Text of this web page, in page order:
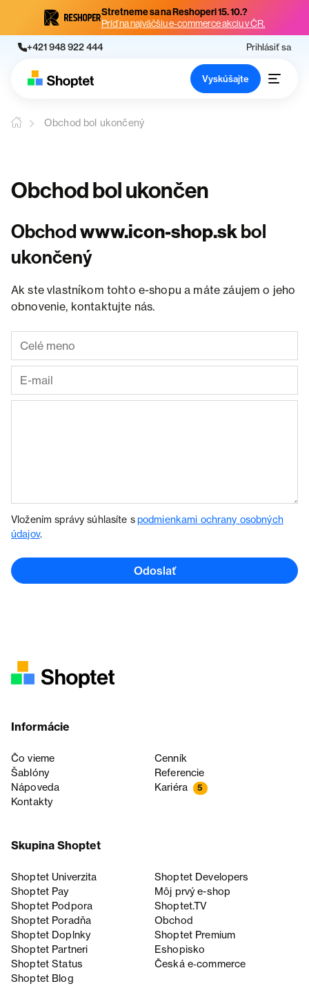
Stretneme sa na Reshoperi 15. 10.?
Príď na najväčšiu e-commerce akciu v ČR.
+421 948 922 444 Prihlásiť sa
Vyskúšajte
Obchod bol ukončený
Obchod bol ukončen
Obchodwww.icon-shop.skbol
ukončený
Ak ste vlastníkom tohto e-shopu a máte záujem o jeho
obnovenie, kontaktujte nás.
Vložením správy súhlasíte spodmienkami ochrany osobných
údajov.
Odoslať
Informácie
Čo vieme
Cenník
Šablóny
Referencie
Nápoveda
Kariéra 5
Kontakty
Skupina Shoptet
Shoptet Univerzita
Shoptet Developers
Shoptet Pay
Môj prvý e-shop
Shoptet Podpora
Shoptet.TV
Shoptet Poradňa
Obchod
Shoptet Doplnky
Shoptet Premium
Shoptet Partneri
Eshopisko
Shoptet Status
Česká e‑commerce
Shoptet Blog